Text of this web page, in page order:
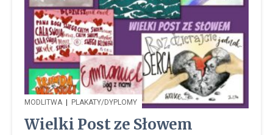
MODLITWA PLAKATY/DYPLOMY
Wielki Post ze Słowem